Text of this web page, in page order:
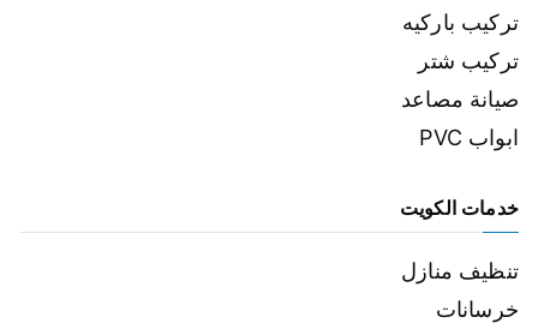
تركيب باركيه
تركيب شتر
صيانة مصاعد
ابواب PVC
خدمات الكويت
تنظيف منازل
خرسانات